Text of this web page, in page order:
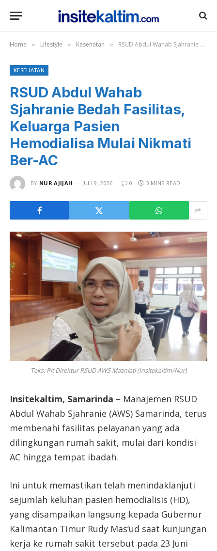
Home » Lifestyle » Kesehatan » RSUD Abdul Wahab Sjahranie Bedah Fasilitas, Keluarga Pasien Hemodialisa Mulai Nikmati Ber-AC
KESEHATAN
RSUD Abdul Wahab
Sjahranie Bedah Fasilitas,
Keluarga Pasien
Hemodialisa Mulai Nikmati
Ber-AC
BY NUR AJIJAH JULI 9, 2026 0 3 MINS READ
Teks: Plt Direktur RSUD AWS Mazniati (Insitekaltim/Nur)
Insitekaltim, Samarinda – Manajemen RSUD
Abdul Wahab Sjahranie (AWS) Samarinda, terus
membenahi fasilitas pelayanan yang ada
dilingkungan rumah sakit, mulai dari kondisi
AC hingga tempat ibadah.
Ini untuk memastikan telah menindaklanjuti
sejumlah keluhan pasien hemodialisis (HD),
yang disampaikan langsung kepada Gubernur
Kalimantan Timur Rudy Mas’ud saat kunjungan
kerja ke rumah sakit tersebut pada 23 Juni